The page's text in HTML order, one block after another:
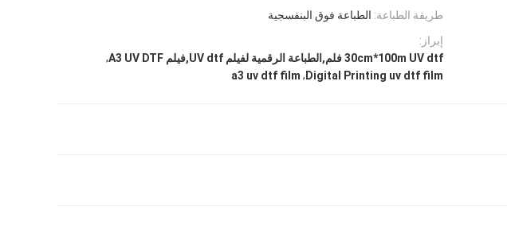
طريقة الطباعة: الطباعة فوق البنفسجية
إبراز:
30cm*100m UV dtf فلم,الطباعة الرقمية لفيلم UV dtf,فيلم A3 UV DTF
,
Digital Printing uv dtf film
,
a3 uv dtf film